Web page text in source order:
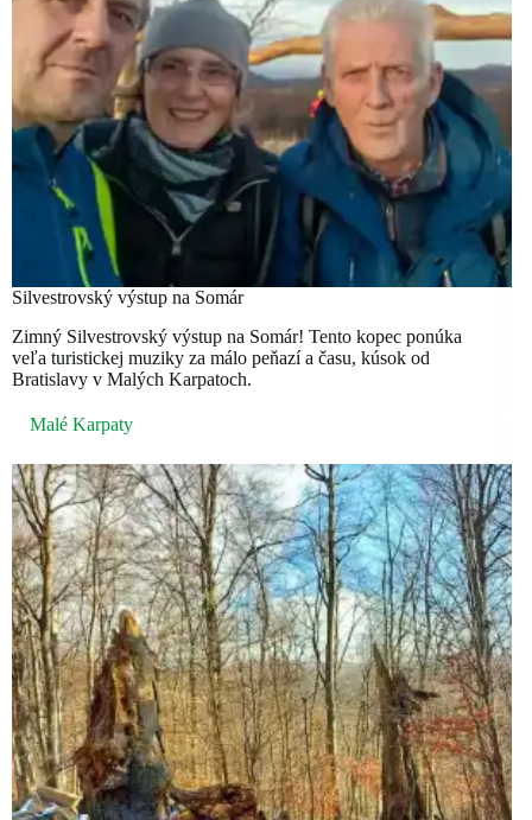
Silvestrovský výstup na Somár
Zimný Silvestrovský výstup na Somár! Tento kopec ponúka
veľa turistickej muziky za málo peňazí a času, kúsok od
Bratislavy v Malých Karpatoch.
Malé Karpaty